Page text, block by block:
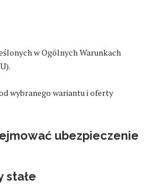
w Ogólnych Warunkach
wybranego wariantu i oferty
ubezpieczenie
stałe